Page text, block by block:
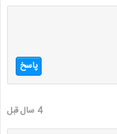
پاسخ
4 سال قبل